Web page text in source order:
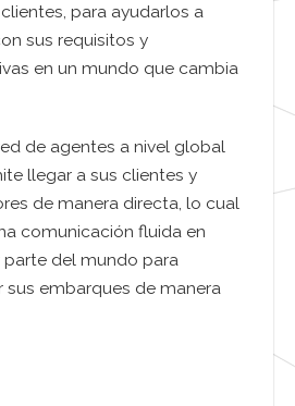
para ayudarlos a
sus requisitos y
en un mundo que cambia
de agentes a nivel global
llegar a sus clientes y
de manera directa, lo cual
comunicación fluida en
parte del mundo para
sus embarques de manera